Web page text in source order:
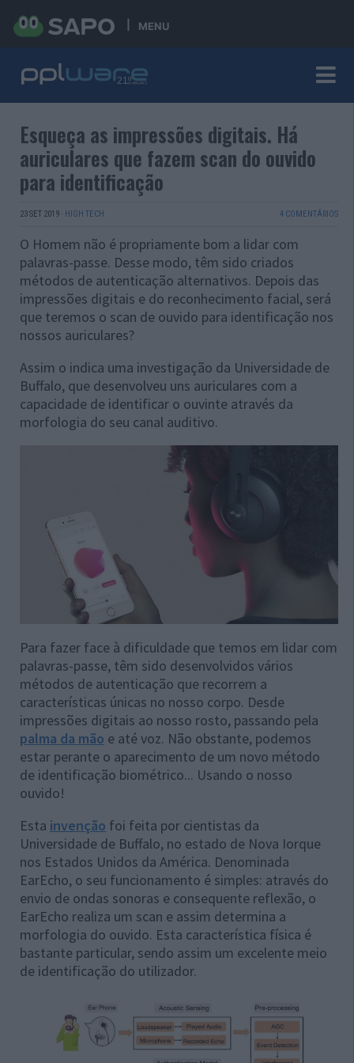
MENU
Esqueça as impressões digitais. Há
auriculares que fazem scan do ouvido
para identificação
23 SET 2019 · HIGH TECH 4 COMENTÁRIOS
O Homem não é propriamente bom a lidar com
palavras-passe. Desse modo, têm sido criados
métodos de autenticação alternativos. Depois das
impressões digitais e do reconhecimento facial, será
que teremos o scan de ouvido para identificação nos
nossos auriculares?
Assim o indica uma investigação da Universidade de
Buffalo, que desenvolveu uns auriculares com a
capacidade de identificar o ouvinte através da
morfologia do seu canal auditivo.
Para fazer face à dificuldade que temos em lidar com
palavras-passe, têm sido desenvolvidos vários
métodos de autenticação que recorrem a
características únicas no nosso corpo. Desde
impressões digitais ao nosso rosto, passando pela
palma da mão e até voz. Não obstante, podemos
estar perante o aparecimento de um novo método
de identificação biométrico... Usando o nosso
ouvido!
Esta invenção foi feita por cientistas da
Universidade de Buffalo, no estado de Nova Iorque
nos Estados Unidos da América. Denominada
EarEcho, o seu funcionamento é simples: através do
envio de ondas sonoras e consequente reflexão, o
EarEcho realiza um scan e assim determina a
morfologia do ouvido. Esta característica física é
bastante particular, sendo assim um excelente meio
de identificação do utilizador.